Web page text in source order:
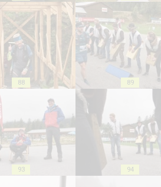
88 89
93 94